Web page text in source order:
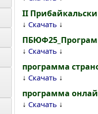
II
↓ Скачать ↓
↓ Скачать ↓
программа
↓ Скачать ↓
программа
↓ Скачать ↓